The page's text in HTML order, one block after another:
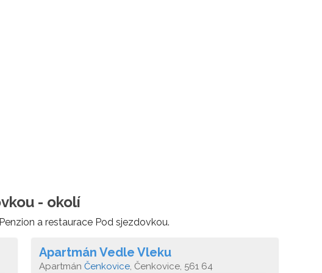
- okolí
a restaurace Pod sjezdovkou.
Apartmán Vedle Vleku
Apartmán Čenkovice, Čenkovice, 561 64